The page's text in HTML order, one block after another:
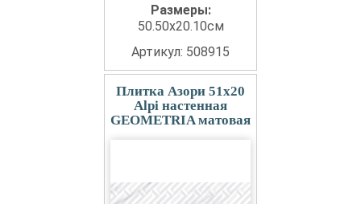
Размеры:
50.50x20.10см
Артикул: 508915
Плитка Азори 51x20
Alpi настенная
GEOMETRIA матовая